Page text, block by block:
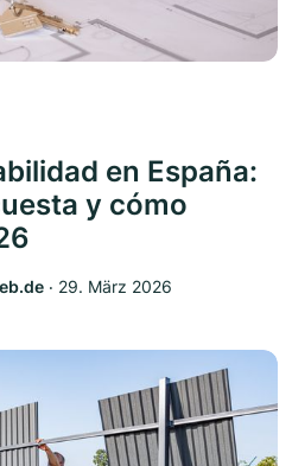
en España:
y cómo
‧ 29. März 2026